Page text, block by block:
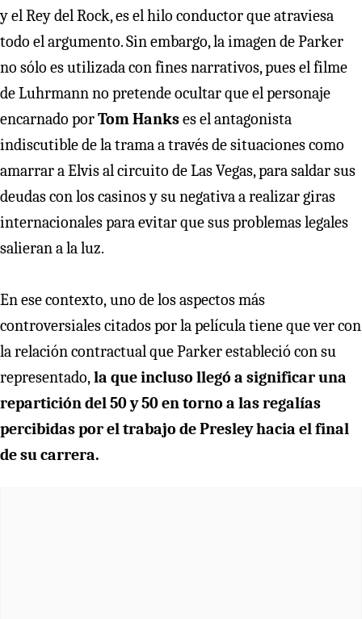
y el Rey del Rock, es el hilo conductor que atraviesa
todo el argumento. Sin embargo, la imagen de Parker
no sólo es utilizada con fines narrativos, pues el filme
de Luhrmann no pretende ocultar que el personaje
encarnado porTom Hankses el antagonista
indiscutible de la trama a través de situaciones como
amarrar a Elvis al circuito de Las Vegas, para saldar sus
deudas con los casinos y su negativa a realizar giras
internacionales para evitar que sus problemas legales
salieran a la luz.
En ese contexto,uno de los aspectos más
controversiales citados por la película tiene que ver con
la relación contractual que Parker estableció con su
representado,la que incluso llegó a significar una
repartición del 50 y 50 en torno a las regalías
percibidas por el trabajo de Presley hacia el final
de su carrera.